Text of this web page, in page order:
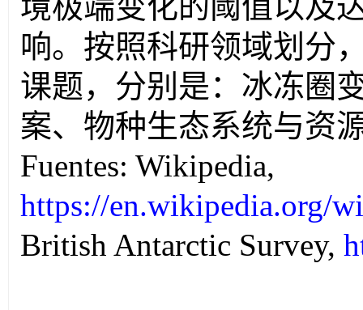
响。按照科研领域划分
课题，分别是：冰冻圈
案、物种生态系统与资
Fuentes: Wikipedia,
https://en.wikipedia.org/
British Antarctic Survey,